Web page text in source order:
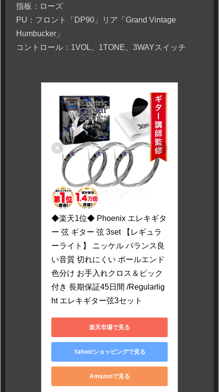
指板：ローズ
PU：フロント「DP90」リア「Grand Vintage
Humbucker」
コントロール：1VOL、1TONE、3WAYスイッチ
◆楽天1位◆ Phoenix エレキギタ
ー 弦 ギター 弦 3set 【レギュラ
ーライト】 ニッケル バランス良
い音質 切れにくい ポールエンド
色分け お手入れクロス＆ピック
付き 長期保証45日間 /Regularlig
ht エレキギター弦3セット
楽天市場で見る
Yahoo!ショッピングで見る
Amazonで見る